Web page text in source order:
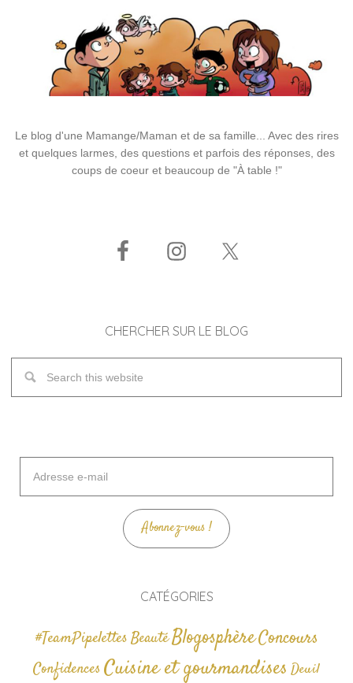
Le blog d'une Mamange/Maman et de sa famille... Avec des rires
et quelques larmes, des questions et parfois des réponses, des
coups de coeur et beaucoup de "À table !"
CHERCHER SUR LE BLOG
mail
Abonnez-vous !
CATÉGORIES
#TeamPipelettesBeautéBlogosphèreConcours
Confidences Cuisine et gourmandises Deuil